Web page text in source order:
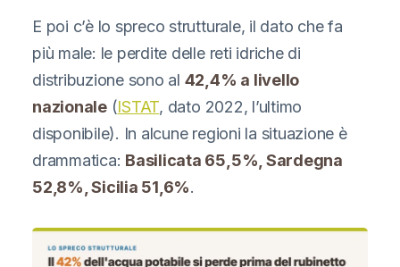
E poi c’è lo spreco strutturale, il dato che fa
più male: le perdite delle reti idriche di
distribuzione sono al 42,4% a livello
nazionale(ISTAT, dato 2022, l’ultimo
disponibile). In alcune regioni la situazione è
drammatica: Basilicata 65,5%, Sardegna
52,8%, Sicilia 51,6%.